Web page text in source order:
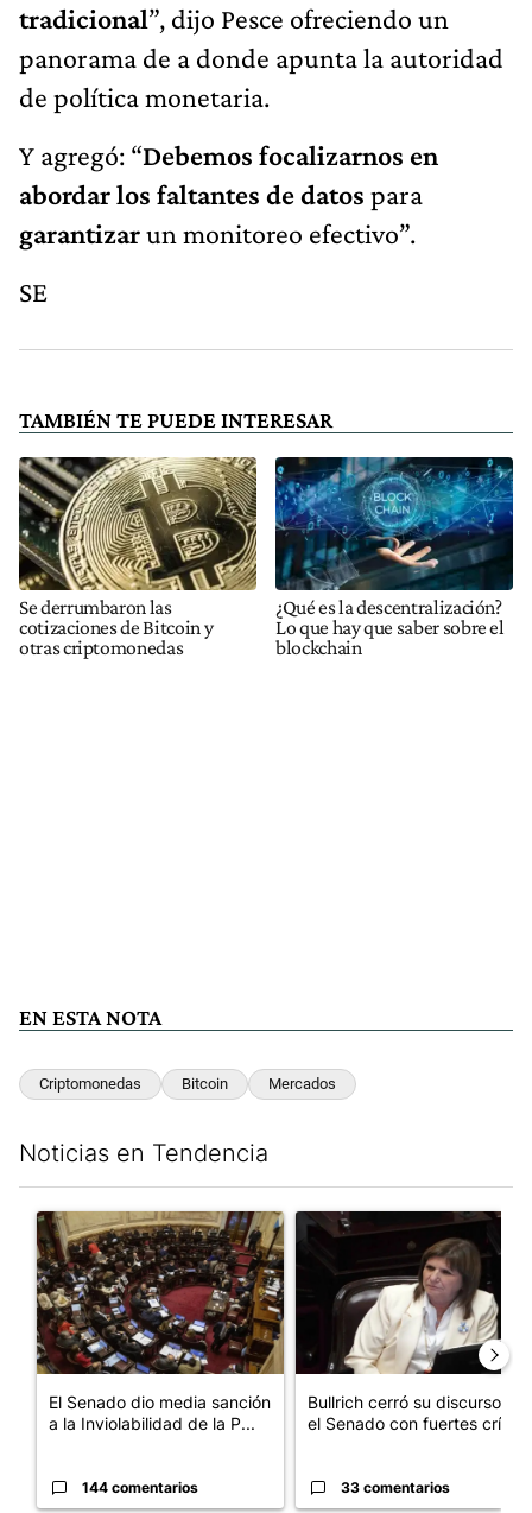
tradicional”, dijo Pesce ofreciendo un
panorama de a donde apunta la autoridad
de política monetaria.
Y agregó: “Debemos focalizarnos en
abordar los faltantes de datos para
garantizarun monitoreo efectivo”.
SE
TAMBIÉN TE PUEDE INTERESAR
Se derrumbaron las
cotizaciones de Bitcoin y
otras criptomonedas
¿Qué es la descentralización?
Lo que hay que saber sobre el
blockchain
EN ESTA NOTA
Criptomonedas Bitcoin Mercados
Noticias en Tendencia
Un artículo de tendencia con el título "El Senado dio media
El Senado dio media sanción
a la Inviolabilidad de la P...
144 comentarios
Un artículo de tendencia
Bullrich cerró su discurso en
el Senado con fuertes crí...
33 comentarios